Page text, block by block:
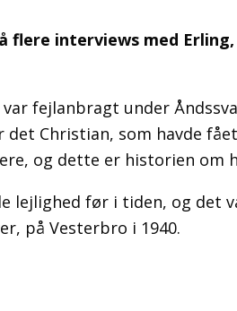
flere interviews med
fejlanbragt under
Christian, som havde
og dette er historien om
lejlighed før i tiden, og det
på Vesterbro i 1940.